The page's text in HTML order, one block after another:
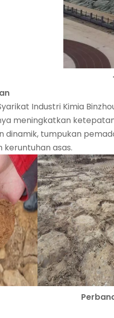
Industri Kimia
meningkatkan
dinamik, tumpukan
keruntuhan asas.